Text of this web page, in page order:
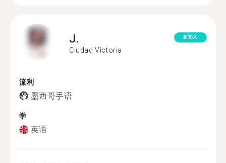
J.
Ciudad Victoria
新加入
流利
墨西哥手语
学
英语